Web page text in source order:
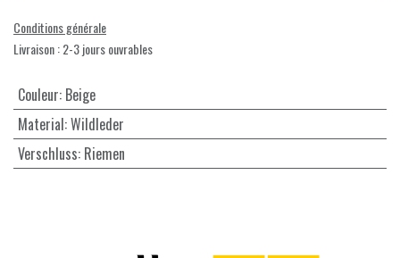
Conditions générale
Livraison : 2-3 jours ouvrables
Couleur: Beige
Material:Wildleder
Verschluss: Riemen